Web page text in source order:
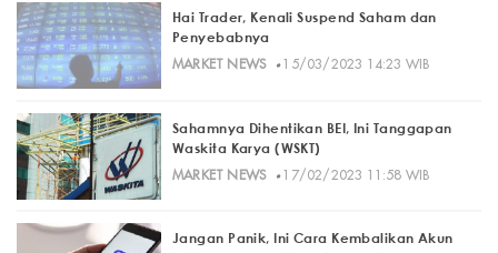
Hai Trader, Kenali Suspend Saham dan
Penyebabnya
MARKET NEWS· 15/03/2023 14:23 WIB
Sahamnya Dihentikan BEI, Ini Tanggapan
Waskita Karya (WSKT)
MARKET NEWS· 17/02/2023 11:58 WIB
Jangan Panik, Ini Cara Kembalikan Akun